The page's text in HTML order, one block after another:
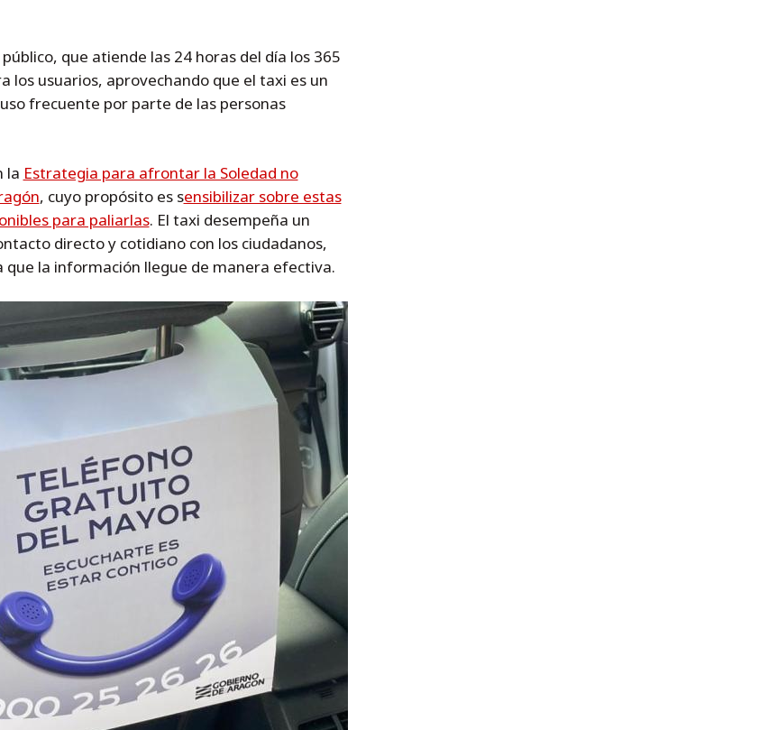
que atiende las 24 horas del día los 365
los usuarios, aprovechando que el taxi es un
frecuente por parte de las personas
la Estrategia para afrontar la Soledad no
, cuyo propósito es sensibilizar sobre estas
para paliarlas. El taxi desempeña un
directo y cotidiano con los ciudadanos,
la información llegue de manera efectiva.